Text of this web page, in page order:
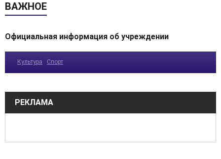
ВАЖНОЕ
Официальная информация об учреждении
Культура Спорт
РЕКЛАМА